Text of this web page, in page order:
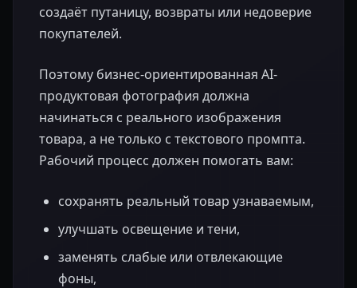
создаёт путаницу, возвраты или недоверие
покупателей.
Поэтому бизнес-ориентированная AI-
продуктовая фотография должна
начинаться с реального изображения
товара, а не только с текстового промпта.
Рабочий процесс должен помогать вам:
сохранять реальный товар узнаваемым,
улучшать освещение и тени,
заменять слабые или отвлекающие
фоны,